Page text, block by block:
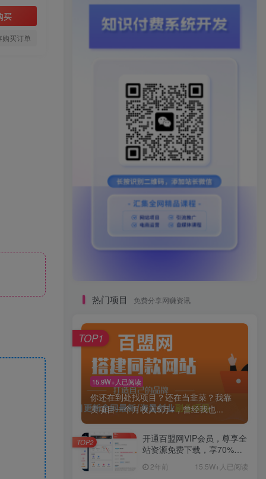
买
买订单
热门项目 免费分享网赚资讯
15.9W+人已阅读
你还在到处找项目？还在当韭菜？我靠
卖项目一个月收入5万+，曾经我也...
TOP1
开通百盟网VIP会员，尊享全
站资源免费下载，享70%的
惠】2年前 15.5W+人已阅读
TOP2